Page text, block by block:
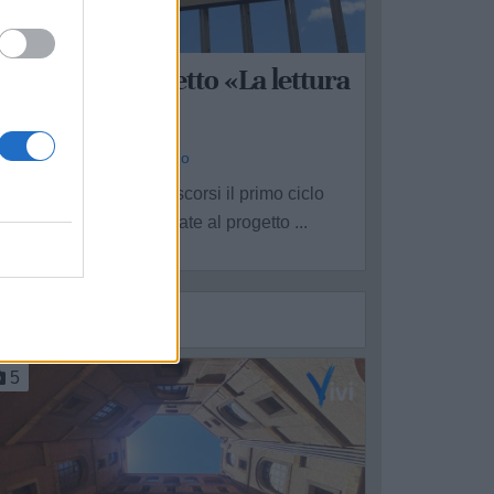
Si chiude il progetto «La lettura
Redazione - sab 6 giugno
è concluso nei giorni scorsi il primo ciclo
delle attività legate al progetto ...
5